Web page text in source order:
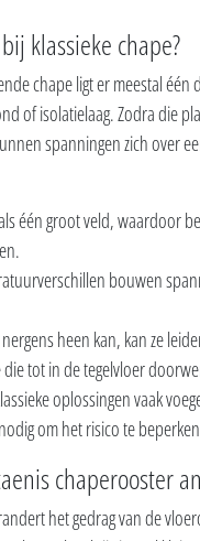
klassieke chape?
chape ligt er meestal
of isolatielaag. Zodra die
spanningen zich over
één groot veld, waardoor
bouwen
heen kan, kan ze
tot in de tegelvloer
oplossingen vaak
om het risico te
chaperooster
het gedrag van de